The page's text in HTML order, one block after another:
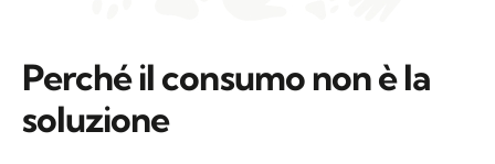
Perché il consumo non è la
soluzione